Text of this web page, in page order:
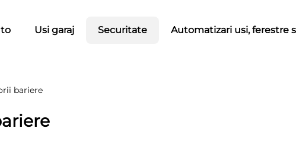
Usi garaj Securitate Automatizari usi, ferestre
bariere